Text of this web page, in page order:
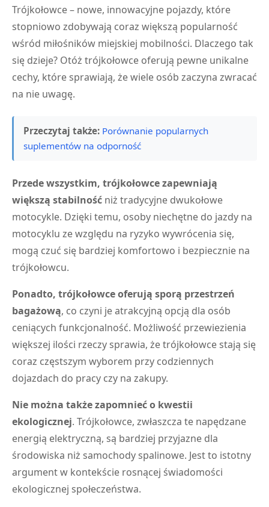
Trójkołowce – nowe, innowacyjne pojazdy, które
stopniowo zdobywają coraz większą popularność
wśród miłośników miejskiej mobilności. Dlaczego tak
się dzieje? Otóż trójkołowce oferują pewne unikalne
cechy, które sprawiają, że wiele osób zaczyna zwracać
na nie uwagę.
Przeczytaj także: Porównanie popularnych
suplementów na odporność
Przede wszystkim, trójkołowce zapewniają
większą stabilność niż tradycyjne dwukołowe
motocykle. Dzięki temu, osoby niechętne do jazdy na
motocyklu ze względu na ryzyko wywrócenia się,
mogą czuć się bardziej komfortowo i bezpiecznie na
trójkołowcu.
Ponadto, trójkołowce oferują sporą przestrzeń
bagażową, co czyni je atrakcyjną opcją dla osób
ceniących funkcjonalność. Możliwość przewiezienia
większej ilości rzeczy sprawia, że trójkołowce stają się
coraz częstszym wyborem przy codziennych
dojazdach do pracy czy na zakupy.
Nie można także zapomnieć o kwestii
ekologicznej. Trójkołowce, zwłaszcza te napędzane
energią elektryczną, są bardziej przyjazne dla
środowiska niż samochody spalinowe. Jest to istotny
argument w kontekście rosnącej świadomości
ekologicznej społeczeństwa.